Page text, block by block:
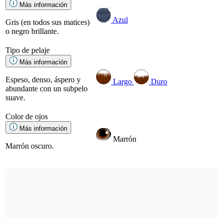
Más información
Gris (en todos sus matices)
o negro brillante.
Azul
Tipo de pelaje
Más información
Espeso, denso, áspero y
abundante con un subpelo
suave.
Largo Duro
Color de ojos
Más información
Marrón oscuro.
Marrón